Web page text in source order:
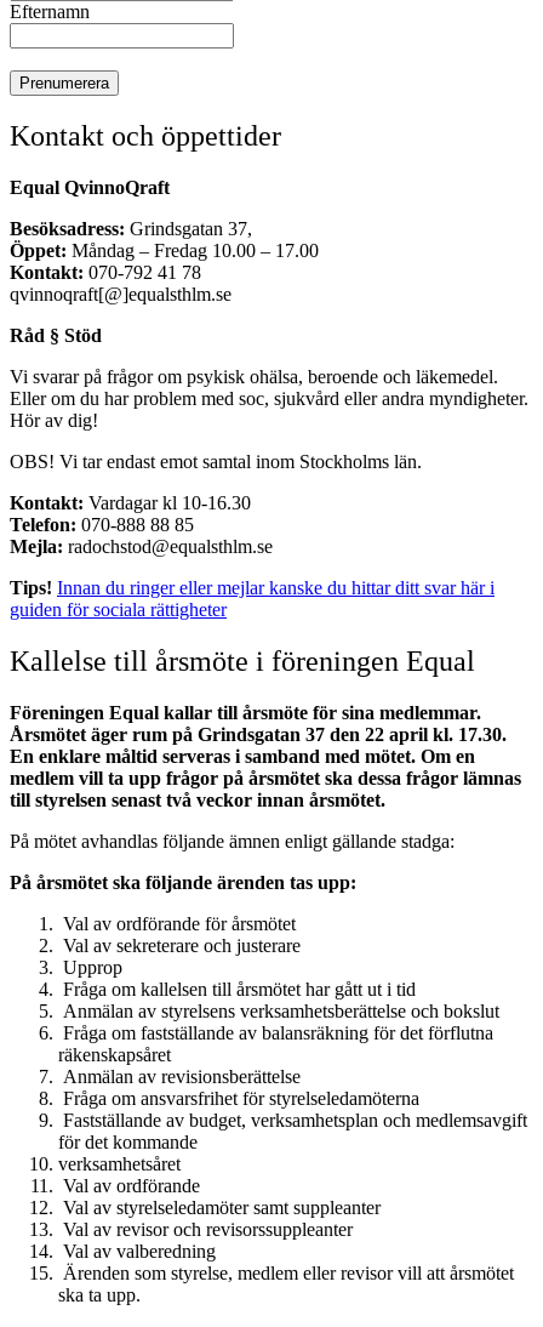
Efternamn
Kontakt och öppettider
Equal QvinnoQraft
Besöksadress: Grindsgatan 37,
Öppet: Måndag – Fredag 10.00 – 17.00
Kontakt: 070-792 41 78
qvinnoqraft[@]equalsthlm.se
Råd § Stöd
Vi svarar på frågor om psykisk ohälsa, beroende och läkemedel.
Eller om du har problem med soc, sjukvård eller andra myndigheter.
Hör av dig!
OBS! Vi tar endast emot samtal inom Stockholms län.
Kontakt: Vardagar kl 10-16.30
Telefon: 070-888 88 85
Mejla: radochstod@equalsthlm.se
Tips! Innan du ringer eller mejlar kanske du hittar ditt svar här i
guiden för sociala rättigheter
Kallelse till årsmöte i föreningen Equal
Föreningen Equal kallar till årsmöte för sina medlemmar.
Årsmötet äger rum på Grindsgatan 37 den 22 april kl. 17.30.
En enklare måltid serveras i samband med mötet. Om en
medlem vill ta upp frågor på årsmötet ska dessa frågor lämnas
till styrelsen senast två veckor innan årsmötet.
På mötet avhandlas följande ämnen enligt gällande stadga:
På årsmötet ska följande ärenden tas upp:
Val av ordförande för årsmötet
Val av sekreterare och justerare
Upprop
Fråga om kallelsen till årsmötet har gått ut i tid
Anmälan av styrelsens verksamhetsberättelse och bokslut
Fråga om fastställande av balansräkning för det förflutna
räkenskapsåret
Anmälan av revisionsberättelse
Fråga om ansvarsfrihet för styrelseledamöterna
Fastställande av budget, verksamhetsplan och medlemsavgift
för det kommande
verksamhetsåret
Val av ordförande
Val av styrelseledamöter samt suppleanter
Val av revisor och revisorssuppleanter
Val av valberedning
Ärenden som styrelse, medlem eller revisor vill att årsmötet
ska ta upp.